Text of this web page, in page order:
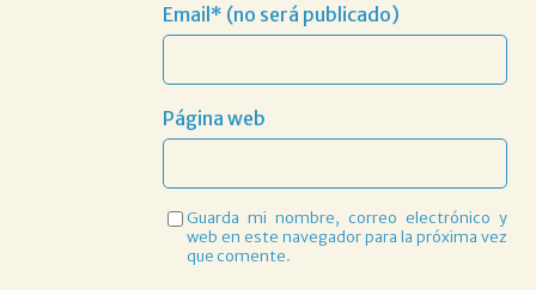
Email* (no será publicado)
Página web
Guarda mi nombre, correo electrónico y
web en este navegador para la próxima vez
que comente.